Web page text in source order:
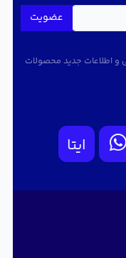
عضویت
و اطلاعات جدید محصولات
ایتا